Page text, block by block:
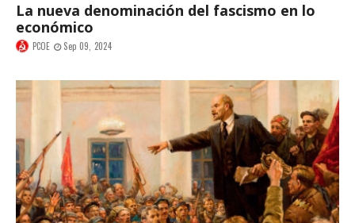
La nueva denominación del fascismo en lo
económico
PCOE Sep 09, 2024